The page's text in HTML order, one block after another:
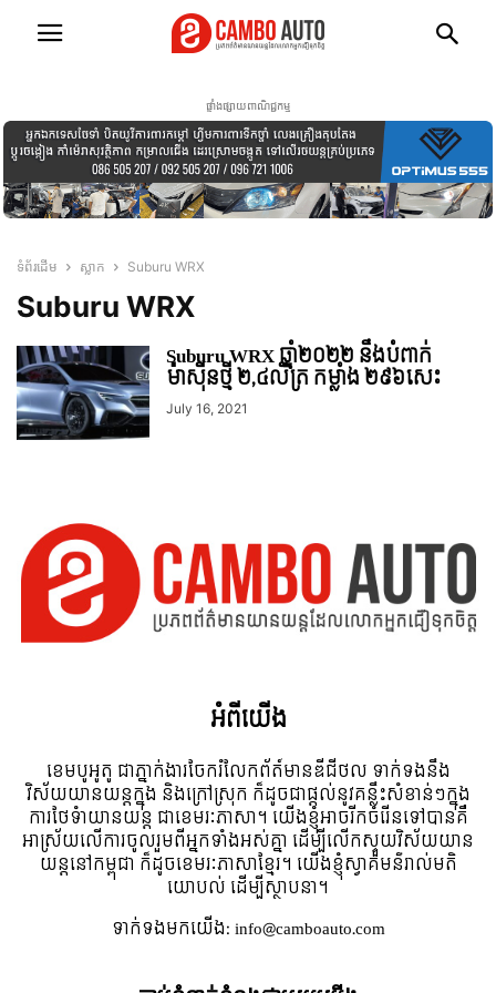
ផ្ទាំងផ្សាយពាណិជ្ជកម្ម
ទំព័រដើម ស្លាក Suburu WRX
Suburu WRX
Suburu WRX ឆ្នាំ២០២២ នឹងបំពាក់
ម៉ាស៊ីនថ្មី ២,៤លីត្រ កម្លាំង ២៩៦សេះ
July 16, 2021
អំពី​យើង
ខេមបូអូតូ ជាភ្នាក់ងារចែករំលែកព័ត៍មានឌីជីថល ទាក់ទងនឹង
វិស័យយានយន្តក្នុង និងក្រៅស្រុក ក៏ដូចជាផ្តល់នូវគន្លឹះសំខាន់ៗក្នុង
ការថែទំាយានយន្ត ជាខេមរៈភាសា។ យើងខ្ញុំអាចរីកចំរើនទៅបានគឺ
អាស្រ័យលើការចូលរួមពីអ្នកទាំងអស់គ្នា ដើម្បីលើកស្ទួយវិស័យយាន
យន្តនៅកម្ពុជា ក៏ដូចខេមរៈភាសាខ្មែរ។ យើងខ្ញុំស្វាគមន៌រាល់មតិ
យោបល់ ដើម្បីស្ថាបនា។
ទាក់ទង​មក​យើង:info@camboauto.com